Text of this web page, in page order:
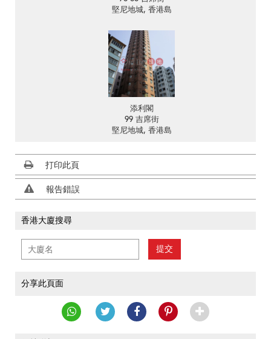
堅尼地城, 香港島
添利閣
99 吉席街
堅尼地城, 香港島
打印此頁
報告錯誤
香港大廈搜尋
提交
分享此頁面